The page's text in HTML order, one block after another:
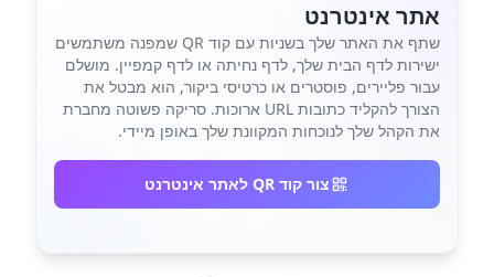
אתר אינטרנט
שתף את האתר שלך בשניות עם קוד QR שמפנה משתמשים
ישירות לדף הבית שלך, לדף נחיתה או לדף קמפיין. מושלם
עבור פליירים, פוסטרים או כרטיסי ביקור, הוא מבטל את
הצורך להקליד כתובות URL ארוכות. סריקה פשוטה מחברת
את הקהל שלך לנוכחות המקוונת שלך באופן מיידי.
צור קוד QR לאתר אינטרנט